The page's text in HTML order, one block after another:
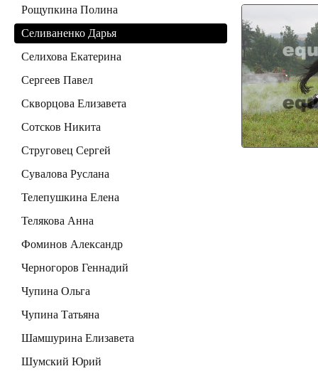
Рощупкина Полина
Селиваненко Дарья
Селихова Екатерина
Сергеев Павел
Скворцова Елизавета
Сотсков Никита
Струговец Сергей
Сувалова Руслана
Телепушкина Елена
Телякова Анна
Фоминов Александр
Черногоров Геннадий
Чупина Ольга
Чупина Татьяна
Шамшурина Елизавета
Шумский Юрий